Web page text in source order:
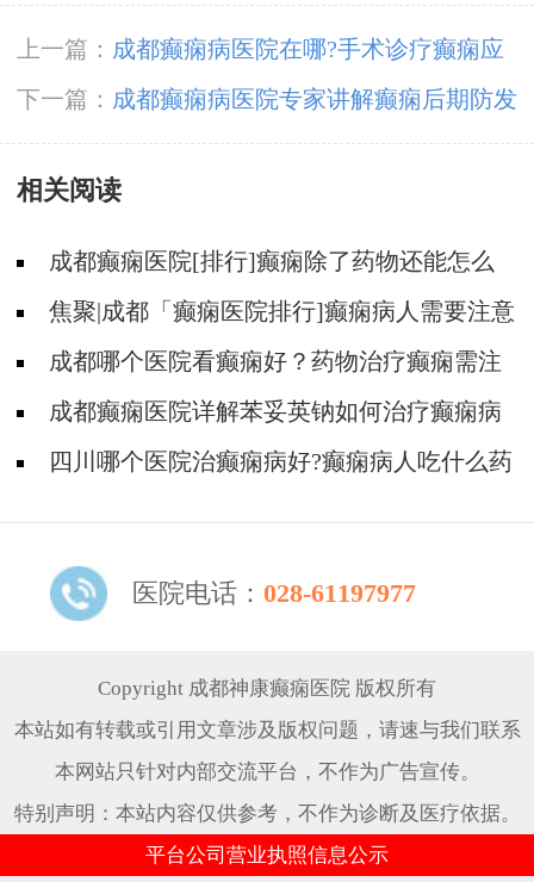
上一篇： 成都癫痫病医院在哪?手术诊疗癫痫应
当认清哪些事情?
下一篇： 成都癫痫病医院专家讲解癫痫后期防发
作减轻青年的伤害?
相关阅读
成都癫痫医院[排行]癫痫除了药物还能怎么
治?焦聚|成都「癫痫医院排行]癫痫病人需要注意
哪些治疗和护理?
成都哪个医院看癫痫好？药物治疗癫痫需注
意哪些事?
成都癫痫医院详解苯妥英钠如何治疗癫痫病
四川哪个医院治癫痫病好?癫痫病人吃什么药
医院电话： 028-61197977
Copyright 成都神康癫痫医院 版权所有
本站如有转载或引用文章涉及版权问题，请速与我们联系
本网站只针对内部交流平台，不作为广告宣传。
特别声明：本站内容仅供参考，不作为诊断及医疗依据。
平台公司营业执照信息公示